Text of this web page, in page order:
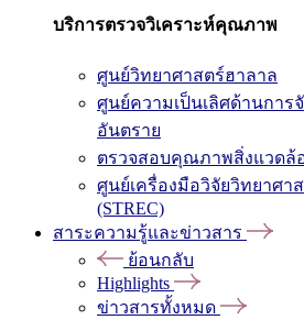
บริการตรวจวิเคราะห์คุณภาพ
ศูนย์วิทยาศาสตร์ฮาลาล
ศูนย์ความเป็นเลิศด้านการ
อันตราย
ตรวจสอบคุณภาพสิ่งแวดล้
ศูนย์เครื่องมือวิจัยวิทยาศา
(STREC)
สาระความรู้และข่าวสาร
ย้อนกลับ
Highlights
ข่าวสารทั้งหมด